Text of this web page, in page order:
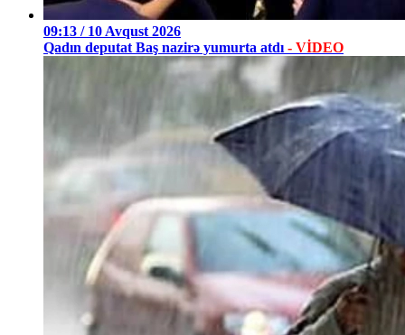
09:13 / 10 Avqust 2026
Qadın deputat Baş nazirə yumurta atdı - VİDEO